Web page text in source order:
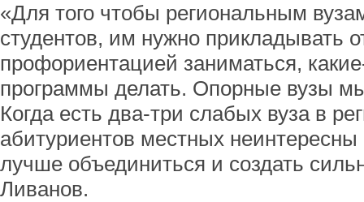
«Для того чтобы региональным
студентов, им нужно прикладывать
профориентацией заниматься,
программы делать. Опорные вузы
Когда есть два-три слабых вуза в
абитуриентов местных
лучше объединиться и создать
Ливанов.